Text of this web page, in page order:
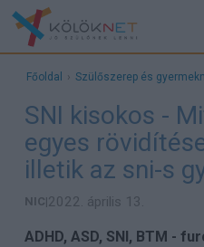
Főoldal › Szülőszerep és
SNI kisokos -
egyes
illetik az sni-s
NIC|2022. április 13.
ADHD, ASD, SNI, BTM -